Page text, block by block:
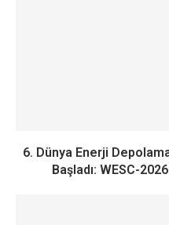
6. Dünya Enerji
Başladı: WESC-